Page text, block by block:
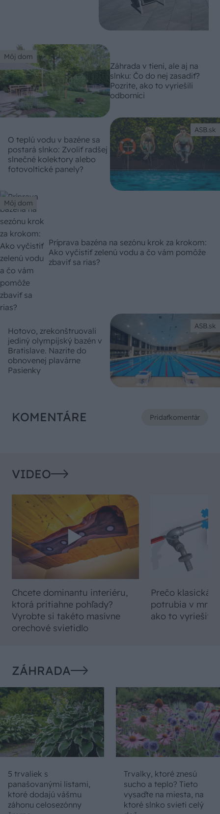
Môj dom
Záhrada v tieni, ale aj na
slnku: Čo do nej zasadiť?
Pozrite, ako to vyriešili
odborníci
ASB.sk
O teplú vodu v bazéne sa
postará slnko: Zvoliť radšej
slnečné kolektory alebo
fotovoltické panely?
Môj dom
Príprava bazéna na sezónu krok za krokom:
Ako vyčistiť zelenú vodu a čo vám pomôže
zbaviť sa rias?
ASB.sk
Hotovo, zrekonštruovali
jediný olympijský bazén v
Bratislave. Nazrite do
obnovenej plavárne
Pasienky
KOMENTÁRE Pridaťkomentár
VIDEO
Chcete dominantu interiéru,
ktorá pritiahne pohľady?
Vyrobte si takéto masívne
orechové svietidlo
Prečo klasická
potrubia v
ako to vyriešiť
ZÁHRADA
5 trvaliek s
panašovanými listami,
ktoré dodajú vášmu
záhonu celosezónny
Trvalky, ktoré znesú
sucho a teplo? Tieto
vysaďte na miesta, na
ktoré slnko svieti celý